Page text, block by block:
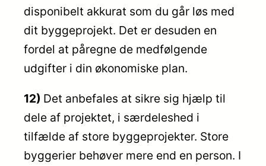
disponibelt akkurat som du går løs med
dit byggeprojekt. Det er desuden en
fordel at påregne de medfølgende
udgifter i din økonomiske plan.
12) Det anbefales at sikre sig hjælp til
dele af projektet, i særdeleshed i
tilfælde af store byggeprojekter. Store
byggerier behøver mere end en person. I